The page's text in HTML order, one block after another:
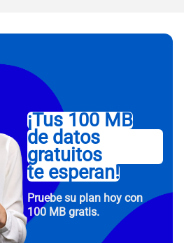
¡Tus 100 MB
de datos
gratuitos
te esperan!
Pruebe su plan hoy con
100 MB gratis.